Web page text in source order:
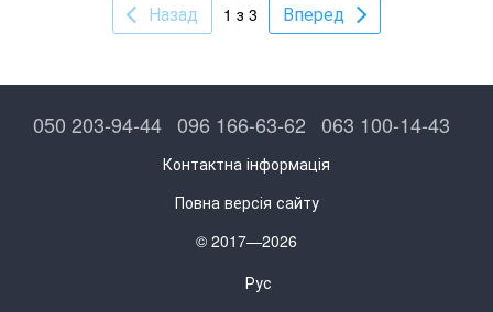
Назад 1 з 3 Вперед
050 203-94-44 096 166-63-62 063 100-14-43
Контактна інформація
Повна версія сайту
© 2017—2026
Рус